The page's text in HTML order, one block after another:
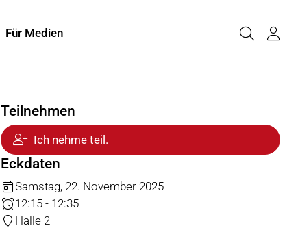
Für Medien
Teilnehmen
Ich nehme teil.
Eckdaten
Samstag, 22. November 2025
12:15 - 12:35
Halle 2